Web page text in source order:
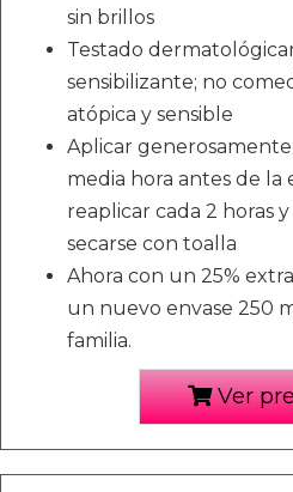
sin brillos
Testado
sensibilizante; no
atópica y sensible
Aplicar generosamente
media hora antes de la
reaplicar cada 2 horas
secarse con toalla
Ahora con un 25%
un nuevo envase 250
familia.
Ver